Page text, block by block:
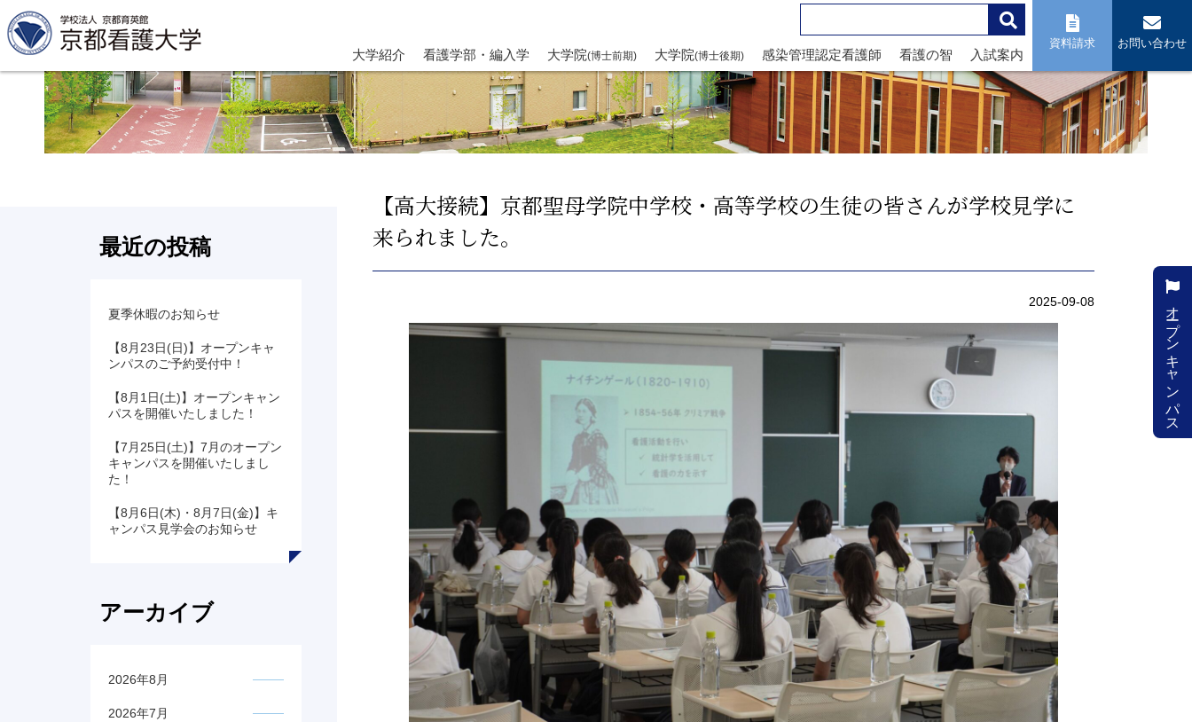
大学紹介 看護学部・編入学 大学院(博士前期) 大学院(博士後期) 感染管理認定看護師 看護の智 入試案内
資料請求 お問い合わせ
【高大接続】京都聖母学院中学校・高等学校の生徒の皆さんが学校見学に
来られました。
2025-09-08
最近の投稿
夏季休暇のお知らせ
【8月23日(日)】オープンキャ
ンパスのご予約受付中！
【8月1日(土)】オープンキャン
パスを開催いたしました！
【7月25日(土)】7月のオープン
キャンパスを開催いたしまし
た！
【8月6日(木)・8月7日(金)】キ
ャンパス見学会のお知らせ
アーカイブ
2026年8月
2026年7月
オープンキャンパス